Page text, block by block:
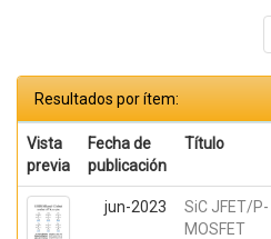
Resultados por ítem:
Vista
previa
Fecha de
publicación
Título
jun-2023
SiC JFET/P-
MOSFET